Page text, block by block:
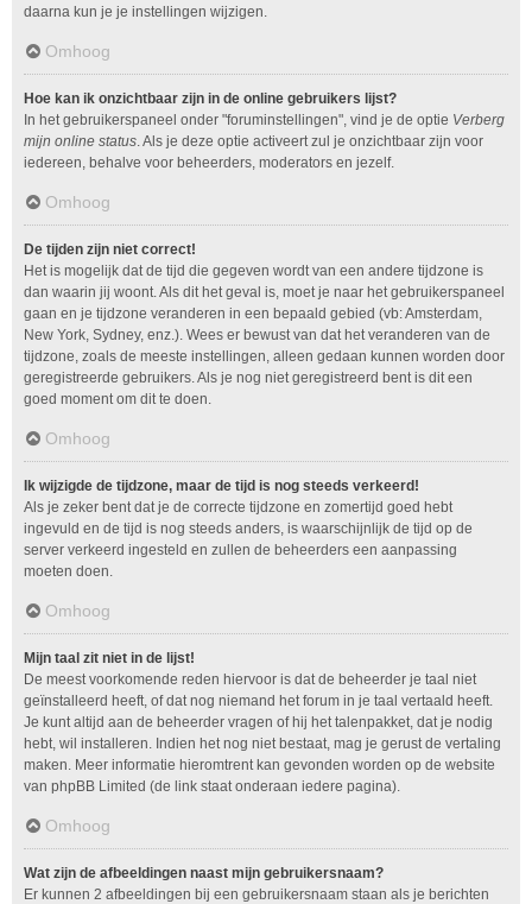
daarna kun je je instellingen wijzigen.
Omhoog
Hoe kan ik onzichtbaar zijn in de online gebruikers lijst?
In het gebruikerspaneel onder "foruminstellingen", vind je de optie Verberg
mijn online status. Als je deze optie activeert zul je onzichtbaar zijn voor
iedereen, behalve voor beheerders, moderators en jezelf.
Omhoog
De tijden zijn niet correct!
Het is mogelijk dat de tijd die gegeven wordt van een andere tijdzone is
dan waarin jij woont. Als dit het geval is, moet je naar het gebruikerspaneel
gaan en je tijdzone veranderen in een bepaald gebied (vb: Amsterdam,
New York, Sydney, enz.). Wees er bewust van dat het veranderen van de
tijdzone, zoals de meeste instellingen, alleen gedaan kunnen worden door
geregistreerde gebruikers. Als je nog niet geregistreerd bent is dit een
goed moment om dit te doen.
Omhoog
Ik wijzigde de tijdzone, maar de tijd is nog steeds verkeerd!
Als je zeker bent dat je de correcte tijdzone en zomertijd goed hebt
ingevuld en de tijd is nog steeds anders, is waarschijnlijk de tijd op de
server verkeerd ingesteld en zullen de beheerders een aanpassing
moeten doen.
Omhoog
Mijn taal zit niet in de lijst!
De meest voorkomende reden hiervoor is dat de beheerder je taal niet
geïnstalleerd heeft, of dat nog niemand het forum in je taal vertaald heeft.
Je kunt altijd aan de beheerder vragen of hij het talenpakket, dat je nodig
hebt, wil installeren. Indien het nog niet bestaat, mag je gerust de vertaling
maken. Meer informatie hieromtrent kan gevonden worden op de website
van phpBB Limited (de link staat onderaan iedere pagina).
Omhoog
Wat zijn de afbeeldingen naast mijn gebruikersnaam?
Er kunnen 2 afbeeldingen bij een gebruikersnaam staan als je berichten